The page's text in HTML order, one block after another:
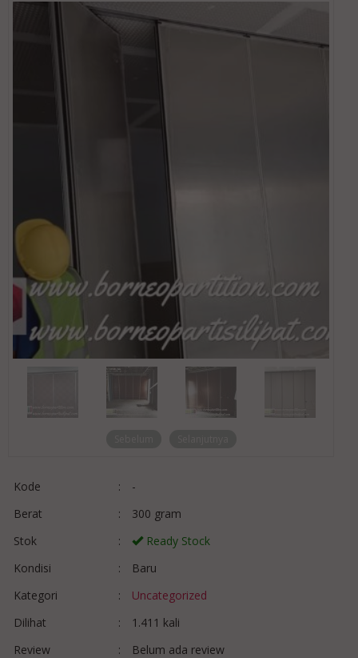
Kode :
-
Berat
:
300 gram
Stok
:
Ready Stock
Kondisi
:
Baru
Kategori
:
Uncategorized
Dilihat
:
1.411 kali
Review
: Belum ada review